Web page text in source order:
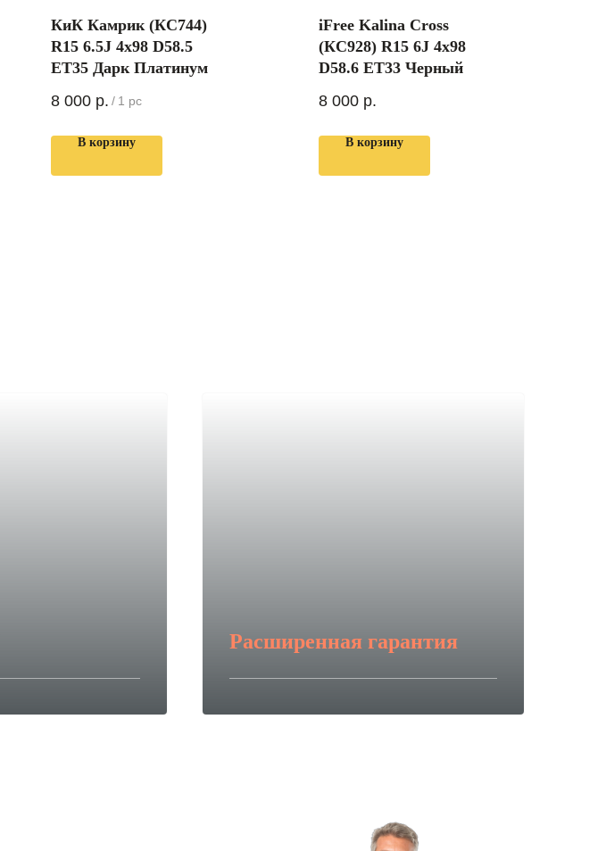
КиК Камрик (КС744)
R15 6.5J 4x98 D58.5
ET35 Дарк Платинум
8 000 р. / 1 pc
В корзину
iFree Kalina Cross
(КС928) R15 6J 4x98
D58.6 ET33 Черный
8 000 р.
В корзину
Расширенная гарантия